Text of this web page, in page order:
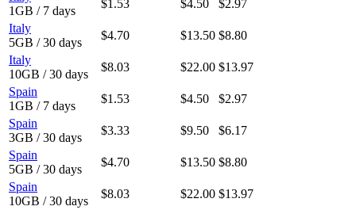
1GB / 7 days
$1.53 $4.50
$2.97
Italy
5GB / 30 days
$4.70 $13.50 $8.80
Italy
10GB / 30 days
$8.03 $22.00 $13.97
Spain
1GB / 7 days
$1.53 $4.50
$2.97
Spain
3GB / 30 days
$3.33 $9.50
$6.17
Spain
5GB / 30 days
$4.70 $13.50 $8.80
Spain
10GB / 30 days
$8.03 $22.00 $13.97